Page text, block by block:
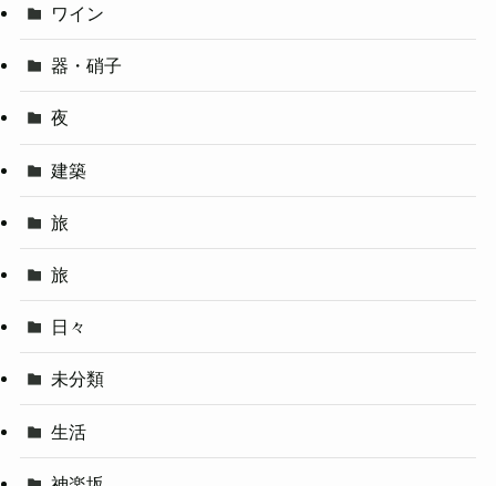
ワイン
器・硝子
夜
建築
旅
旅
日々
未分類
生活